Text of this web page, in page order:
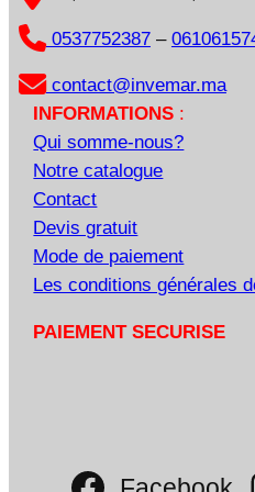
0537752387–
contact@invemar.ma
INFORMATIONS :
Qui somme-nous?
Notre catalogue
Contact
Devis gratuit
Mode de paiement
Les conditions générales
PAIEMENT SECURISE